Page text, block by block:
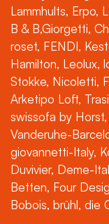
Lammhults, Erpo,
B & B,Giorgetti,
roset, FENDI,
Hamilton, Leolux,
Stokke, Nicoletti,
Arketipo Loft,
swissofa by
Vanderuhe-
giovannetti-Italy,
Duvivier, Deme-
Betten, Four
Bobois, brühl, die